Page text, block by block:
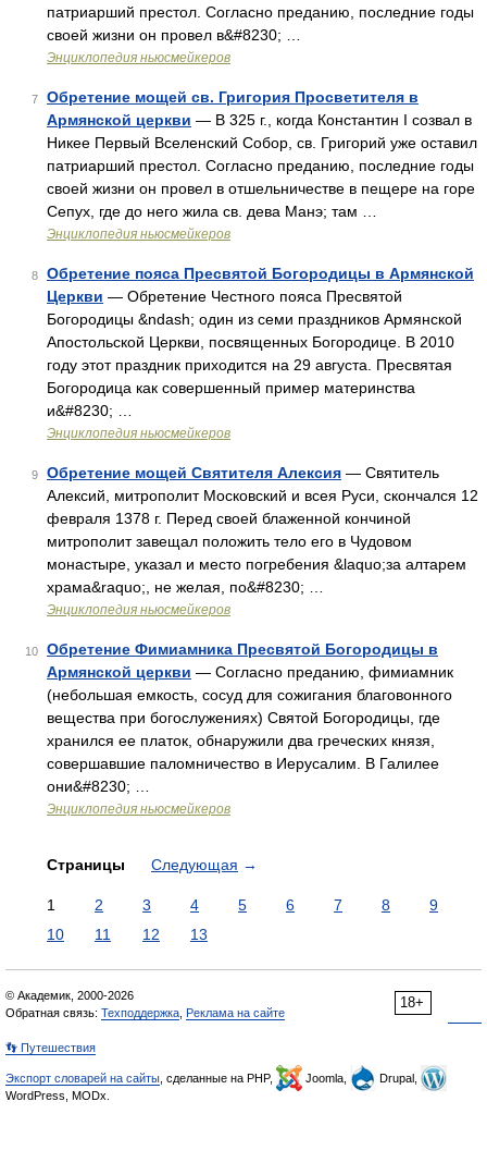
патриарший престол. Согласно преданию, последние годы
своей жизни он провел в&#8230; …
Энциклопедия ньюсмейкеров
7
Обретение мощей св. Григория Просветителя в
Армянской церкви — В 325 г., когда Константин I созвал в
Никее Первый Вселенский Собор, св. Григорий уже оставил
патриарший престол. Согласно преданию, последние годы
своей жизни он провел в отшельничестве в пещере на горе
Сепух, где до него жила св. дева Манэ; там …
Энциклопедия ньюсмейкеров
8
Обретение пояса Пресвятой Богородицы в Армянской
Церкви — Обретение Честного пояса Пресвятой
Богородицы &ndash; один из семи праздников Армянской
Апостольской Церкви, посвященных Богородице. В 2010
году этот праздник приходится на 29 августа. Пресвятая
Богородица как совершенный пример материнства
и&#8230; …
Энциклопедия ньюсмейкеров
9 Обретение мощей Святителя Алексия — Святитель
Алексий, митрополит Московский и всея Руси, скончался 12
февраля 1378 г. Перед своей блаженной кончиной
митрополит завещал положить тело его в Чудовом
монастыре, указал и место погребения &laquo;за алтарем
храма&raquo;, не желая, по&#8230; …
Энциклопедия ньюсмейкеров
10
Обретение Фимиамника Пресвятой Богородицы в
Армянской церкви — Согласно преданию, фимиамник
(небольшая емкость, сосуд для сожигания благовонного
вещества при богослужениях) Святой Богородицы, где
хранился ее платок, обнаружили два греческих князя,
совершавшие паломничество в Иерусалим. В Галилее
они&#8230; …
Энциклопедия ньюсмейкеров
Страницы Следующая →
1 2 3 4 5 6 7 8
9
10
11 12 13
18+
© Академик, 2000-2026
Обратная связь: Техподдержка Реклама на сайте
👣 Путешествия
Экспорт словарей на сайты , сделанные на PHP, Joomla,
Drupal,
WordPress, MODx.